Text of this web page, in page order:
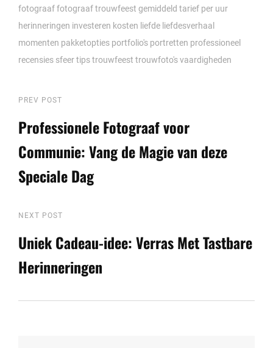
fotograaffotograaf trouwfeest gemiddeld tarief per uur
herinneringen investeren kosten liefde liefdesverhaal
momenten pakketopties portfolio's portretten professioneel
recensies sfeertipstrouwfeest trouwfoto'svaardigheden
Berichtnavigatie
Previous
Post
PREV POST
Professionele Fotograaf voor
Communie: Vang de Magie van deze
Speciale Dag
Next
Post
NEXT POST
Uniek Cadeau-idee: Verras Met Tastbare
Herinneringen